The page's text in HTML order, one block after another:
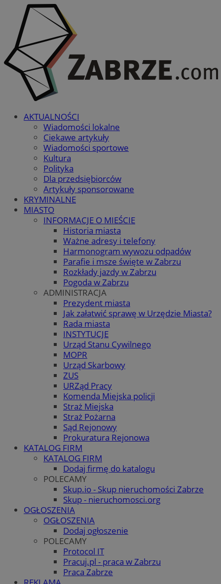
AKTUALNOŚCI
Wiadomości lokalne
Ciekawe artykuły
Wiadomości sportowe
Kultura
Polityka
Dla przedsiębiorców
Artykuły sponsorowane
KRYMINALNE
MIASTO
INFORMACJE O MIEŚCIE
Historia miasta
Ważne adresy i telefony
Harmonogram wywozu odpadów
Parafie i msze święte w Zabrzu
Rozkłady jazdy w Zabrzu
Pogoda w Zabrzu
ADMINISTRACJA
Prezydent miasta
Jak załatwić sprawę w Urzędzie Miasta?
Rada miasta
INSTYTUCJE
Urząd Stanu Cywilnego
MOPR
Urząd Skarbowy
ZUS
URZąd Pracy
Komenda Miejska policji
Straż Miejska
Straż Pożarna
Sąd Rejonowy
Prokuratura Rejonowa
KATALOG FIRM
KATALOG FIRM
Dodaj firmę do katalogu
POLECAMY
Skup.io - Skup nieruchomości Zabrze
Skup - nieruchomosci.org
OGŁOSZENIA
OGŁOSZENIA
Dodaj ogłoszenie
POLECAMY
Protocol IT
Pracuj.pl - praca w Zabrzu
Praca Zabrze